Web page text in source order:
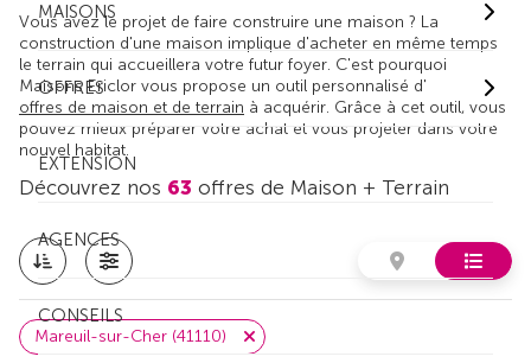
MAISONS
OFFRES
EXTENSION
AGENCES
CONSEILS
Vous avez le projet de faire construire une maison ? La
construction d'une maison implique d'acheter en même temps
le terrain qui accueillera votre futur foyer. C'est pourquoi
Maisons Ericlor vous propose un outil personnalisé d'
offres de maison et de terrain à acquérir. Grâce à cet outil, vous
pouvez mieux préparer votre achat et vous projeter dans votre
nouvel habitat.
Découvrez nos 63 offres de Maison + Terrain
Mareuil-sur-Cher (41110)